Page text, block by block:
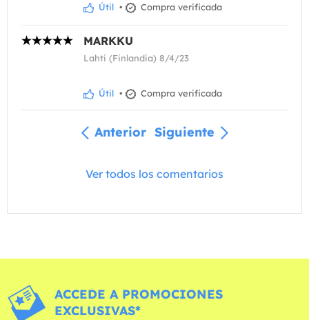
Útil • Compra verificada
MARKKU
Lahti (Finlandia) 8/4/23
Útil • Compra verificada
Anterior Siguiente
Ver todos los comentarios
ACCEDE A PROMOCIONES
EXCLUSIVAS*